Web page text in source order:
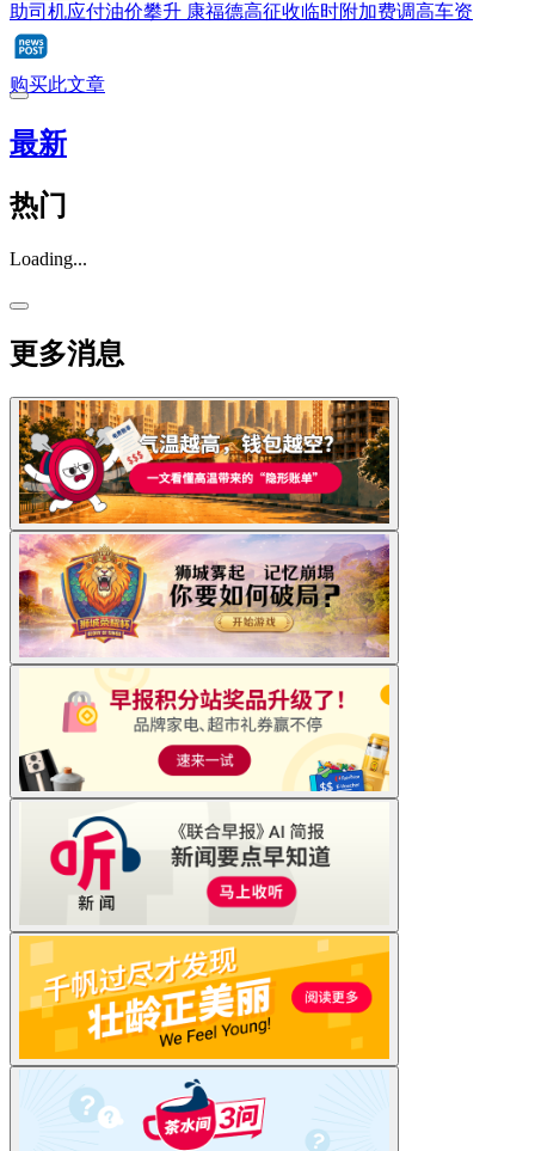
助司机应付油价攀升 康福德高征收临时附加费调高车资
购买此文章
最新
热门
Loading...
更多消息